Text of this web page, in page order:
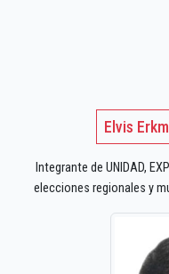
Elvis
Integrante de UNIDAD,
elecciones regionales y